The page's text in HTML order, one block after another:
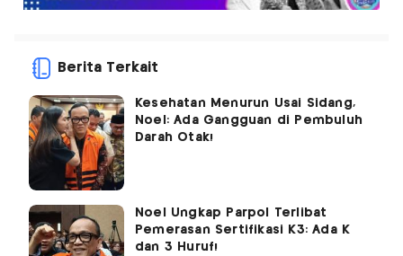
Berita Terkait
Kesehatan Menurun Usai Sidang,
Noel: Ada Gangguan di Pembuluh
Darah Otak!
Noel Ungkap Parpol Terlibat
Pemerasan Sertifikasi K3: Ada K
dan 3 Huruf!